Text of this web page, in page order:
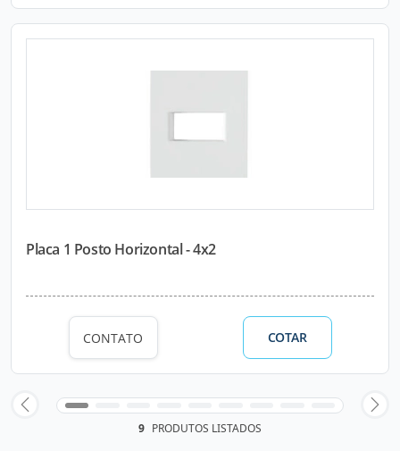
Placa 1 Posto Horizontal - 4x2
CONTATO COTAR
9 PRODUTOS LISTADOS